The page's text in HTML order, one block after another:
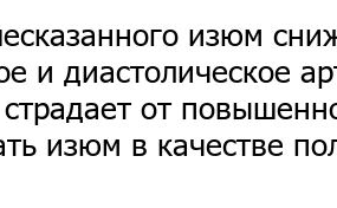
изюм
и диастолическое
от
изюм в качестве